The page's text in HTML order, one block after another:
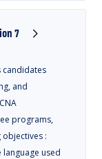
7
candidates
and
programs,
:
language used